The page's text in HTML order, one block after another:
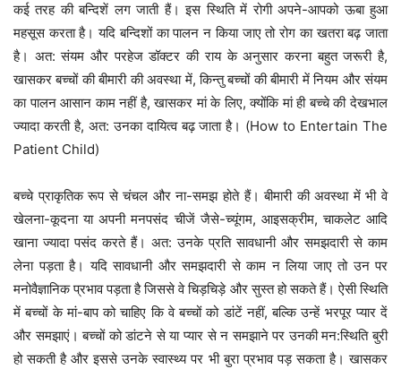
कई तरह की बन्दिशें लग जाती हैं। इस स्थिति में रोगी अपने-आपको ऊबा हुआ
महसूस करता है। यदि बन्दिशों का पालन न किया जाए तो रोग का खतरा बढ़ जाता
है। अत: संयम और परहेज डॉक्टर की राय के अनुसार करना बहुत जरूरी है,
खासकर बच्चों की बीमारी की अवस्था में, किन्तु बच्चों की बीमारी में नियम और संयम
का पालन आसान काम नहीं है, खासकर मां के लिए, क्योंकि मां ही बच्चे की देखभाल
ज्यादा करती है, अत: उनका दायित्व बढ़ जाता है। (How to Entertain The
Patient Child)
बच्चे प्राकृतिक रूप से चंचल और ना-समझ होते हैं। बीमारी की अवस्था में भी वे
खेलना-कूदना या अपनी मनपसंद चीजें जैसे-च्यूंगम, आइसक्रीम, चाकलेट आदि
खाना ज्यादा पसंद करते हैं। अत: उनके प्रति सावधानी और समझदारी से काम
लेना पड़ता है। यदि सावधानी और समझदारी से काम न लिया जाए तो उन पर
मनोवैज्ञानिक प्रभाव पड़ता है जिससे वे चिड़चिड़े और सुस्त हो सकते हैं। ऐसी स्थिति
में बच्चों के मां-बाप को चाहिए कि वे बच्चों को डांटें नहीं, बल्कि उन्हें भरपूर प्यार दें
और समझाएं। बच्चों को डांटने से या प्यार से न समझाने पर उनकी मन:स्थिति बुरी
हो सकती है और इससे उनके स्वास्थ्य पर भी बुरा प्रभाव पड़ सकता है। खासकर